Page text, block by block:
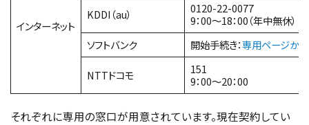
インターネット
KDDI（au）
0120-22-0077
9：00～18：00（年中無休）
ソフトバンク
開始手続き：専用ページか
NTTドコモ
151
9：00～20：00
それぞれに専用の窓口が用意されています。現在契約してい